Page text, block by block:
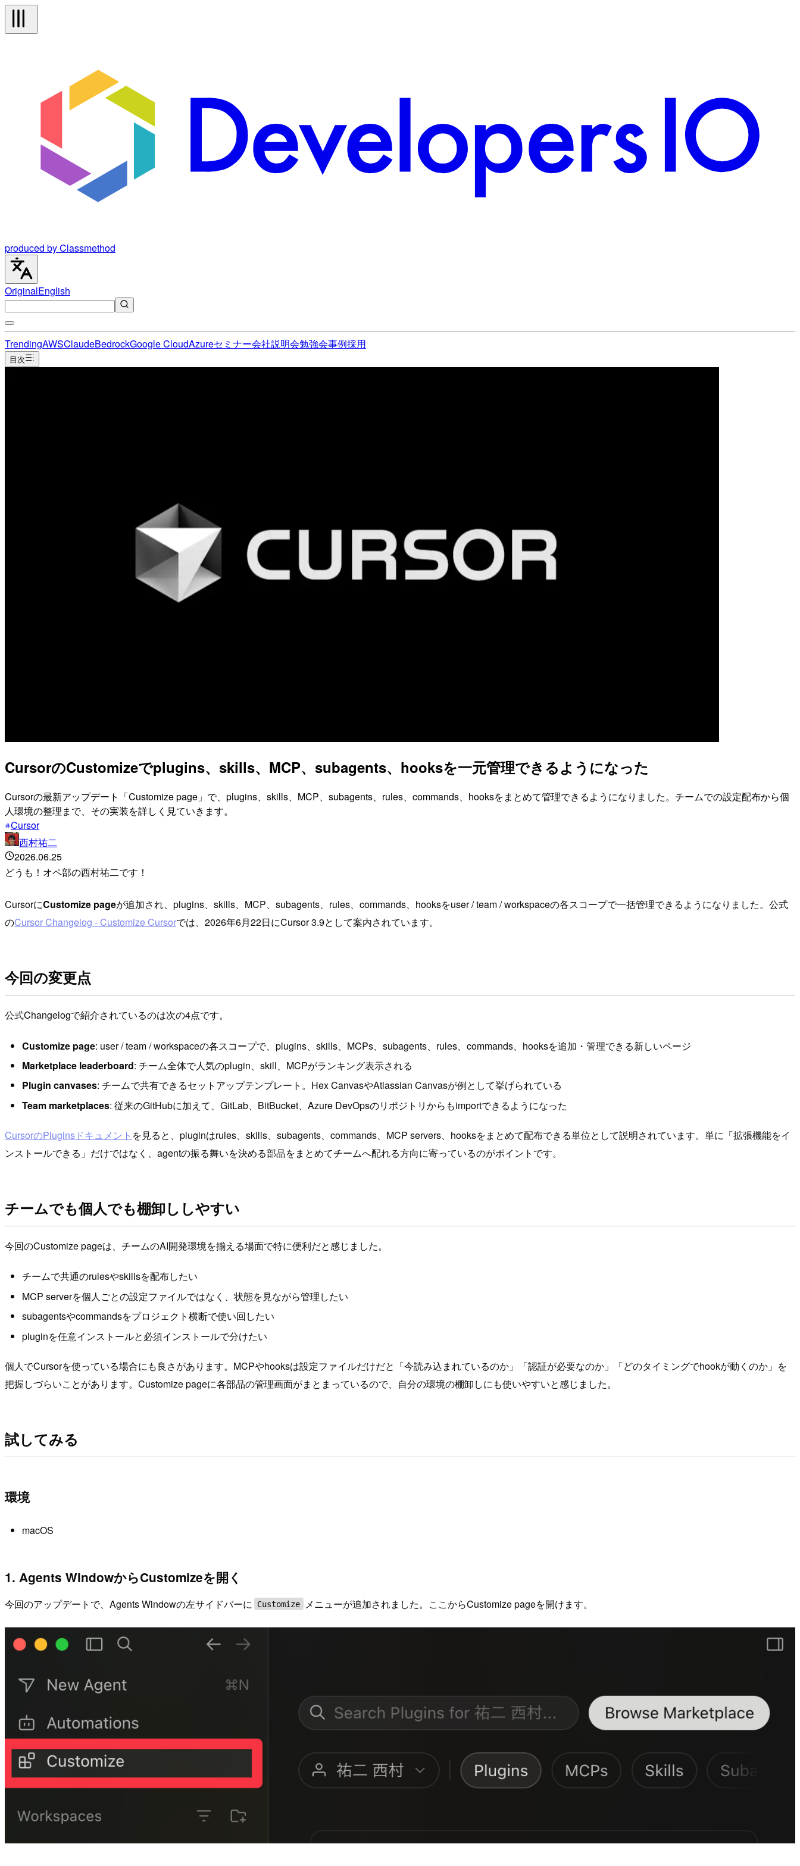
produced by Classmethod
OriginalEnglish
TrendingAWSClaudeBedrockGoogle CloudAzureセミナー会社説明会勉強会事例採用
目次
CursorのCustomizeでplugins、skills、MCP、subagents、hooksを一元管理できるようになった
Cursorの最新アップデート「Customize page」で、plugins、skills、MCP、subagents、rules、commands、hooksをまとめて管理できるようになりました。チームでの設定配布から個
人環境の整理まで、その実装を詳しく見ていきます。
Cursor
西村祐二
2026.06.25
どうも！オペ部の西村祐二です！
CursorにCustomize pageが追加され、plugins、skills、MCP、subagents、rules、commands、hooksをuser / team / workspaceの各スコープで一括管理できるようになりました。公式
のCursor Changelog - Customize Cursorでは、2026年6月22日にCursor 3.9として案内されています。
今回の変更点
公式Changelogで紹介されているのは次の4点です。
Customize page: user / team / workspaceの各スコープで、plugins、skills、MCPs、subagents、rules、commands、hooksを追加・管理できる新しいページ
Marketplace leaderboard: チーム全体で人気のplugin、skill、MCPがランキング表示される
Plugin canvases: チームで共有できるセットアップテンプレート。Hex CanvasやAtlassian Canvasが例として挙げられている
Team marketplaces: 従来のGitHubに加えて、GitLab、BitBucket、Azure DevOpsのリポジトリからもimportできるようになった
CursorのPluginsドキュメント を見ると、pluginはrules、skills、subagents、commands、MCP servers、hooksをまとめて配布できる単位として説明されています。単に「拡張機能をイ
ンストールできる」だけではなく、agentの振る舞いを決める部品をまとめてチームへ配れる方向に寄っているのがポイントです。
チームでも個人でも棚卸ししやすい
今回のCustomize pageは、チームのAI開発環境を揃える場面で特に便利だと感じました。
チームで共通のrulesやskillsを配布したい
MCP serverを個人ごとの設定ファイルではなく、状態を見ながら管理したい
subagentsやcommandsをプロジェクト横断で使い回したい
pluginを任意インストールと必須インストールで分けたい
個人でCursorを使っている場合にも良さがあります。MCPやhooksは設定ファイルだけだと「今読み込まれているのか」「認証が必要なのか」「どのタイミングでhookが動くのか」を
把握しづらいことがあります。Customize pageに各部品の管理画面がまとまっているので、自分の環境の棚卸しにも使いやすいと感じました。
試してみる
環境
macOS
1. Agents WindowからCustomizeを開く
今回のアップデートで、Agents Windowの左サイドバーに Customize メニューが追加されました。ここからCustomize pageを開けます。